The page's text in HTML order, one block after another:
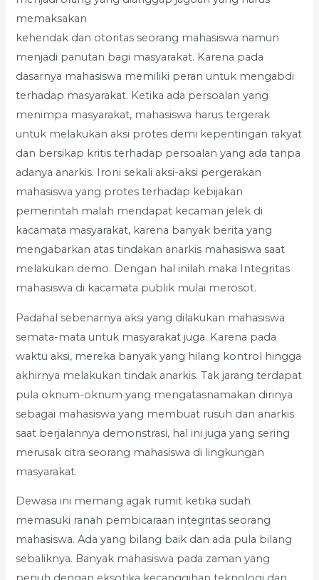
memaksakan
kehendak dan otoritas seorang mahasiswa namun
menjadi panutan bagi masyarakat. Karena pada
dasarnya mahasiswa memiliki peran untuk mengabdi
terhadap masyarakat. Ketika ada persoalan yang
menimpa masyarakat, mahasiswa harus tergerak
untuk melakukan aksi protes demi kepentingan rakyat
dan bersikap kritis terhadap persoalan yang ada tanpa
adanya anarkis. Ironi sekali aksi-aksi pergerakan
mahasiswa yang protes terhadap kebijakan
pemerintah malah mendapat kecaman jelek di
kacamata masyarakat, karena banyak berita yang
mengabarkan atas tindakan anarkis mahasiswa saat
melakukan demo. Dengan hal inilah maka Integritas
mahasiswa di kacamata publik mulai merosot.
Padahal sebenarnya aksi yang dilakukan mahasiswa
semata-mata untuk masyarakat juga. Karena pada
waktu aksi, mereka banyak yang hilang kontrol hingga
akhirnya melakukan tindak anarkis. Tak jarang terdapat
pula oknum-oknum yang mengatasnamakan dirinya
sebagai mahasiswa yang membuat rusuh dan anarkis
saat berjalannya demonstrasi, hal ini juga yang sering
merusak citra seorang mahasiswa di lingkungan
masyarakat.
Dewasa ini memang agak rumit ketika sudah
memasuki ranah pembicaraan integritas seorang
mahasiswa. Ada yang bilang baik dan ada pula bilang
sebaliknya. Banyak mahasiswa pada zaman yang